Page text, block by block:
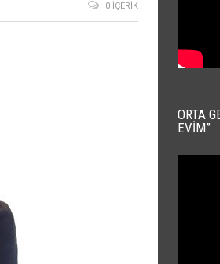
0 İÇERIK
ORTA
EVIM”